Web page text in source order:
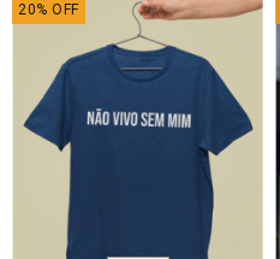
20% OFF